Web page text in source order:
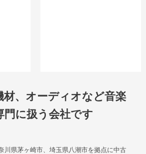
材、オーディオなど音楽
門に扱う会社です
川県茅ヶ崎市、埼玉県八潮市を拠点に中古